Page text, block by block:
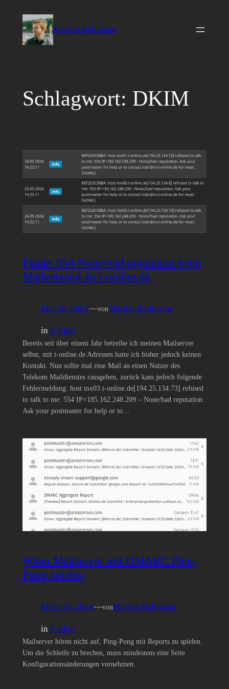
Inhalt
springen
Marlon Bellmann
Schlagwort: DKIM
Fehler 554 None/bad reputation beim
Mailversand an t-online.de
Mai 26, 2024—vonMarlon Bellmann
in E-Mail
Bereits seit über einem Jahr betreibe ich meinen Mailserver
selbst, mit t-online.de Adressen hatte ich bisher jedoch keinen
Kontakt. Nun sollte mal eine Mail an einen Nutzer des
Telekom Maildienstes rausgehen, zurück kam jedoch folgende
Fehlermeldung: host mx03.t-online.de[194.25.134.73] refused
to talk to me: 554 IP=185.162.248.209 – None/bad reputation.
Ask your postmaster for help or to…
Wenn Mailserver mit DMARC Ping-
Pong spielen
März 18, 2024—vonMarlon Bellmann
in E-Mail
Mailserver hören nicht auf, Ping-Pong mit Reports zu spielen.
Um die Schleife zu brechen, muss mindestens eine Seite
Konfigurationsänderungen vornehmen.